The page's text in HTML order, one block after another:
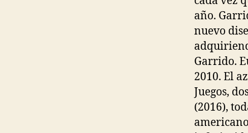
año.
nuevo
Garrido.
2010. El
Juegos,
(2016),